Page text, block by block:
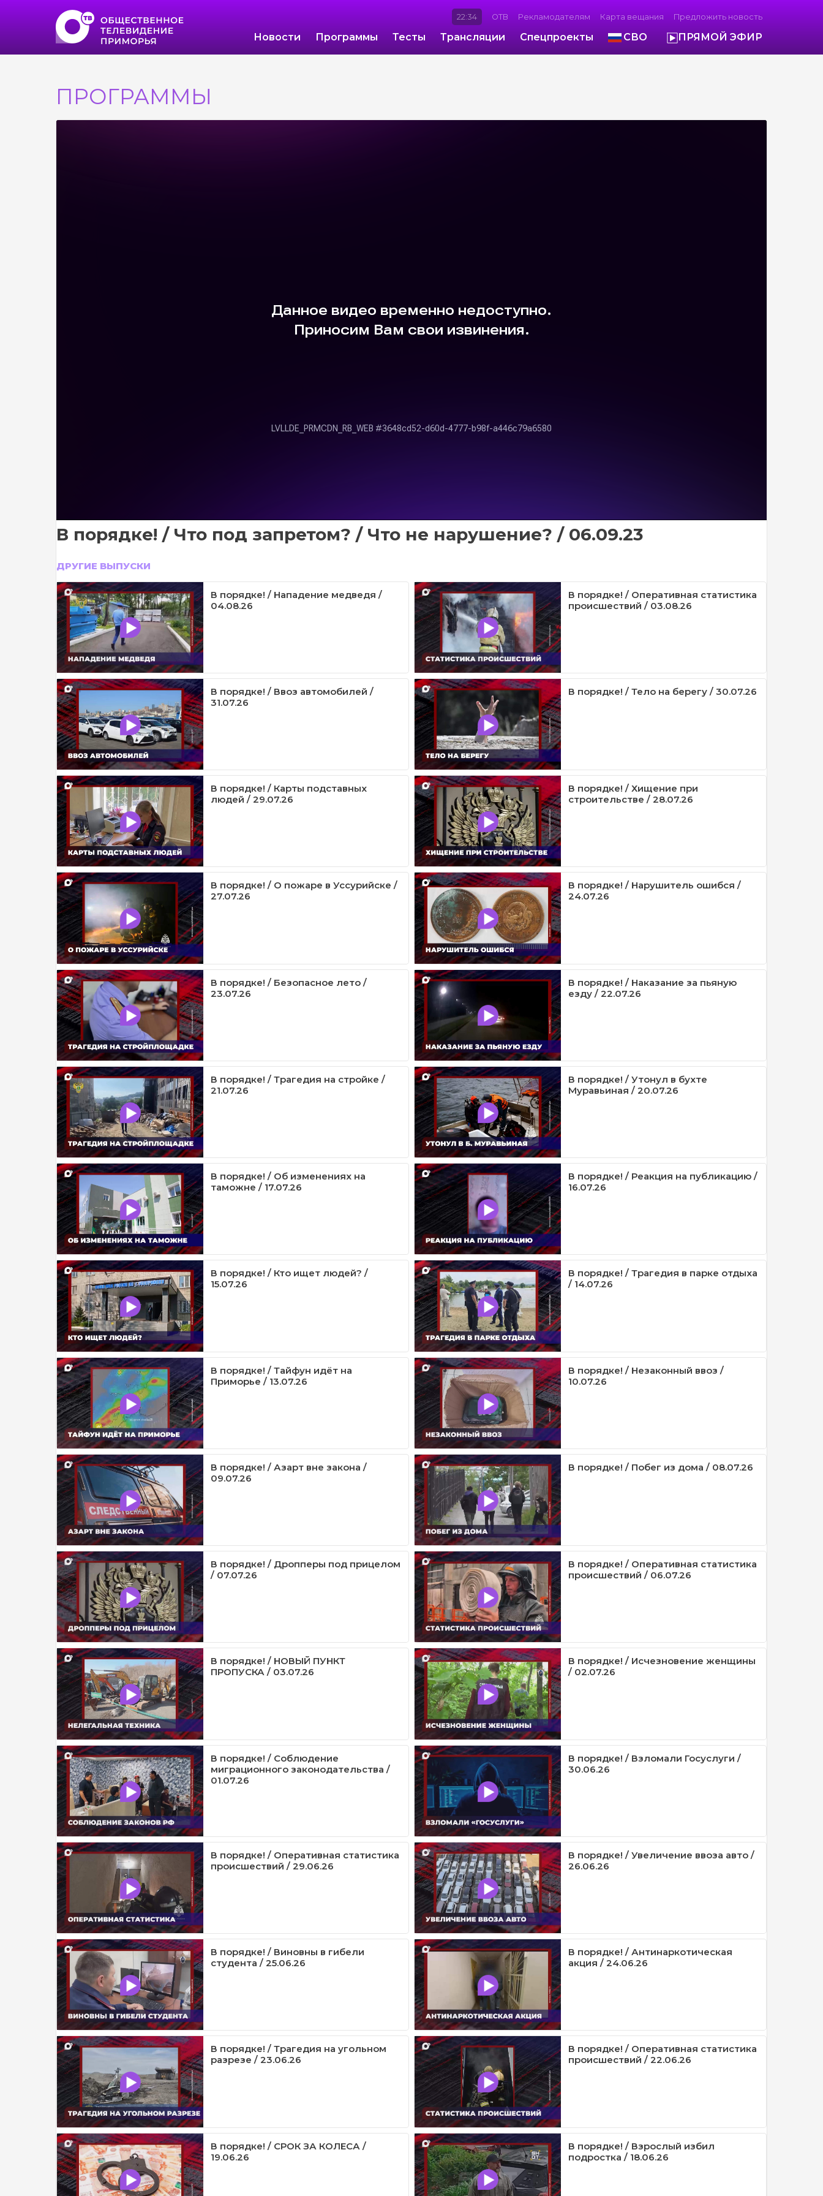
22:34 ОТВ Рекламодателям Карта вещания Предложить новость
Новости Программы Тесты Трансляции Спецпроекты СВО ПРЯМОЙ ЭФИР
ПРОГРАММЫ
В порядке! / Что под запретом? / Что не нарушение? / 06.09.23
ДРУГИЕ ВЫПУСКИ
В порядке! / Нападение медведя /
04.08.26
В порядке! / Оперативная статистика
происшествий / 03.08.26
В порядке! / Ввоз автомобилей /
31.07.26
В порядке! / Тело на берегу / 30.07.26
В порядке! / Карты подставных
людей / 29.07.26
В порядке! / Хищение при
строительстве / 28.07.26
В порядке! / О пожаре в Уссурийске /
27.07.26
В порядке! / Нарушитель ошибся /
24.07.26
В порядке! / Безопасное лето /
23.07.26
В порядке! / Наказание за пьяную
езду / 22.07.26
В порядке! / Трагедия на стройке /
21.07.26
В порядке! / Утонул в бухте
Муравьиная / 20.07.26
В порядке! / Об изменениях на
таможне / 17.07.26
В порядке! / Реакция на публикацию /
16.07.26
В порядке! / Кто ищет людей? /
15.07.26
В порядке! / Трагедия в парке отдыха
/ 14.07.26
В порядке! / Тайфун идёт на
Приморье / 13.07.26
В порядке! / Незаконный ввоз /
10.07.26
В порядке! / Азарт вне закона /
09.07.26
В порядке! / Побег из дома / 08.07.26
В порядке! / Дропперы под прицелом
/ 07.07.26
В порядке! / Оперативная статистика
происшествий / 06.07.26
В порядке! / НОВЫЙ ПУНКТ
ПРОПУСКА / 03.07.26
В порядке! / Исчезновение женщины
/ 02.07.26
В порядке! / Соблюдение
миграционного законодательства /
01.07.26
В порядке! / Взломали Госуслуги /
30.06.26
В порядке! / Оперативная статистика
происшествий / 29.06.26
В порядке! / Увеличение ввоза авто /
26.06.26
В порядке! / Виновны в гибели
студента / 25.06.26
В порядке! / Антинаркотическая
акция / 24.06.26
В порядке! / Трагедия на угольном
разрезе / 23.06.26
В порядке! / Оперативная статистика
происшествий / 22.06.26
В порядке! / СРОК ЗА КОЛЕСА /
19.06.26
В порядке! / Взрослый избил
подростка / 18.06.26